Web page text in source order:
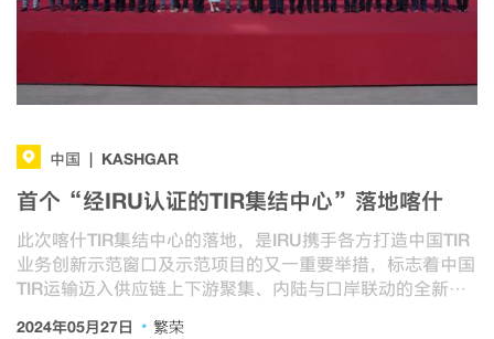
中国 KASHGAR
首个“经IRU认证的TIR集结中心”落地喀什
此次喀什TIR集结中心的落地，是IRU携手各方打造中国TIR
业务创新示范窗口及示范项目的又一重要举措，标志着中国
TIR运输迈入供应链上下游聚集、内陆与口岸联动的全新发
2024年05月27日 · 繁荣